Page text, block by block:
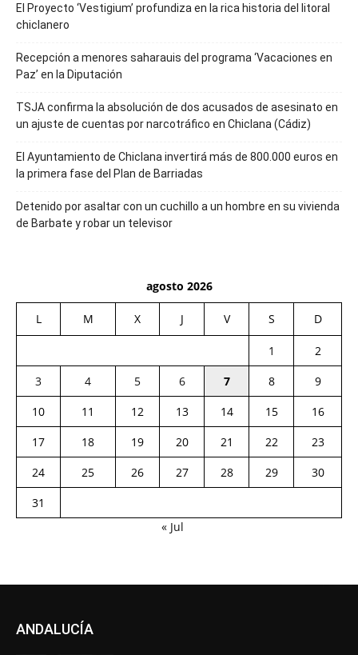
El Proyecto ‘Vestigium’ profundiza en la rica historia del litoral
chiclanero
Recepción a menores saharauis del programa ‘Vacaciones en
Paz’ en la Diputación
TSJA confirma la absolución de dos acusados de asesinato en
un ajuste de cuentas por narcotráfico en Chiclana (Cádiz)
El Ayuntamiento de Chiclana invertirá más de 800.000 euros en
la primera fase del Plan de Barriadas
Detenido por asaltar con un cuchillo a un hombre en su vivienda
de Barbate y robar un televisor
agosto 2026
L M X J V S D
1
2
3
4 5 6 7 8
9
10
11 12 13 14 15
16
17
18 19 20 21 22
23
24
25 26 27 28 29
30
31
« Jul
ANDALUCÍA